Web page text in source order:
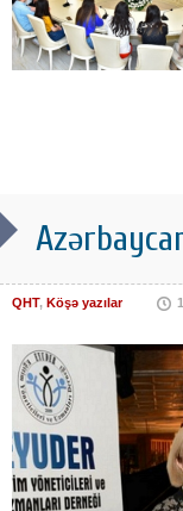
QHT, Köşə yazılar